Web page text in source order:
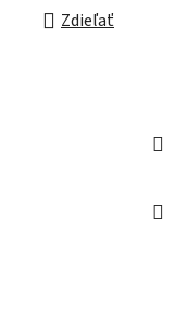
Zdieľať